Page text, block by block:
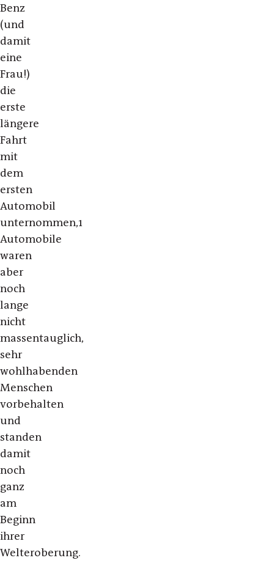
Benz
(und
damit
eine
Frau!)
die
erste
längere
Fahrt
mit
dem
ersten
Automobil
unternommen,1
Automobile
waren
aber
noch
lange
nicht
massentauglich,
sehr
wohlhabenden
Menschen
vorbehalten
und
standen
damit
noch
ganz
am
Beginn
ihrer
Welteroberung.